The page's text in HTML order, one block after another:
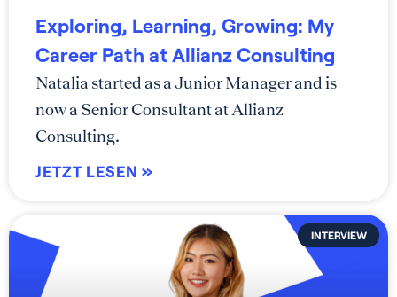
Exploring, Learning, Growing: My
Career Path at Allianz Consulting
Natalia started as a Junior Manager and is
now a Senior Consultant at Allianz
Consulting.
JETZT LESEN »
INTERVIEW